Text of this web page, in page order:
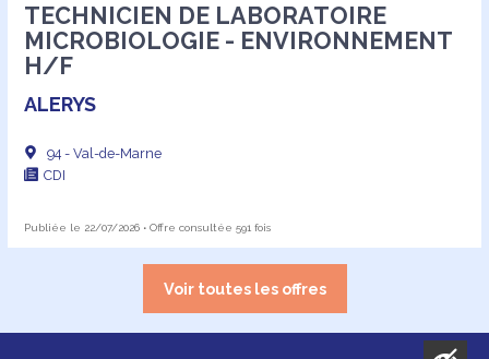
TECHNICIEN DE LABORATOIRE
MICROBIOLOGIE - ENVIRONNEMENT
H/F
ALERYS
94 - Val-de-Marne
CDI
Publiée le 22/07/2026 • Offre consultée 591 fois
Voir toutes les offres